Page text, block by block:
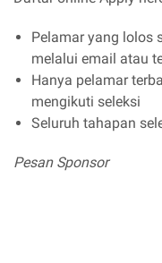
Pelamar yang lolos
melalui email atau
Hanya pelamar
mengikuti seleksi
Seluruh tahapan
Pesan Sponsor